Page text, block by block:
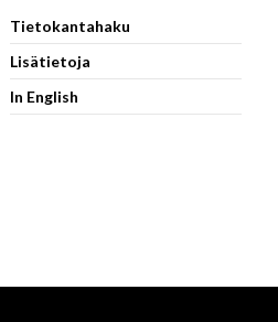
Tietokantahaku
Lisätietoja
In English